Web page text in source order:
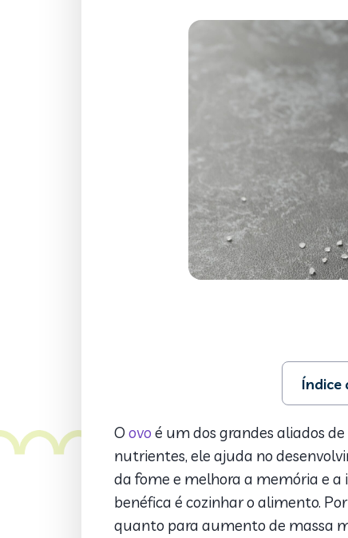
Índice
1.
2.
3. Como
O ovo é um dos grandes aliados
nutrientes, ele ajuda no
da fome e melhora a memória e a
benéfica é cozinhar o alimento.
quanto para aumento de massa